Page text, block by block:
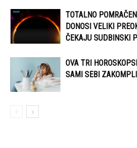
TOTALNO
DONOSI VELIKI
ČEKAJU SUDBINSKI
OVA TRI
SAMI SEBI